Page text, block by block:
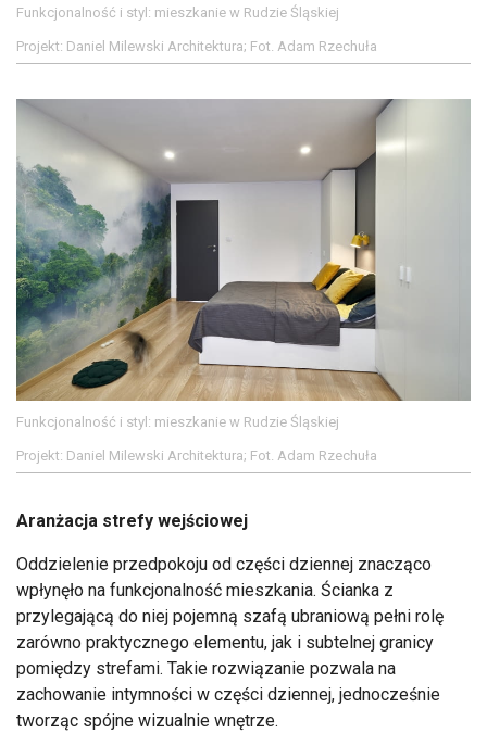
Funkcjonalność i styl: mieszkanie w Rudzie Śląskiej
Projekt: Daniel Milewski Architektura; Fot. Adam Rzechuła
Funkcjonalność i styl: mieszkanie w Rudzie Śląskiej
Projekt: Daniel Milewski Architektura; Fot. Adam Rzechuła
Aranżacja strefy wejściowej
Oddzielenie przedpokoju od części dziennej znacząco
wpłynęło na funkcjonalność mieszkania. Ścianka z
przylegającą do niej pojemną szafą ubraniową pełni rolę
zarówno praktycznego elementu, jak i subtelnej granicy
pomiędzy strefami. Takie rozwiązanie pozwala na
zachowanie intymności w części dziennej, jednocześnie
tworząc spójne wizualnie wnętrze.